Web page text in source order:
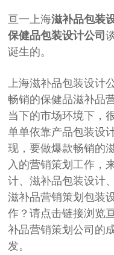
亘一上海滋补品包装
保健品包装设计公司
诞生的。
上海滋补品包装设计
畅销的保健品滋补品
当下的市场环境下，
单单依靠产品包装设
现，要做爆款畅销的
入的营销策划工作，
计、滋补品包装设计
滋补品营销策划包装
作？请点击链接浏览
补品营销策划公司的
发。